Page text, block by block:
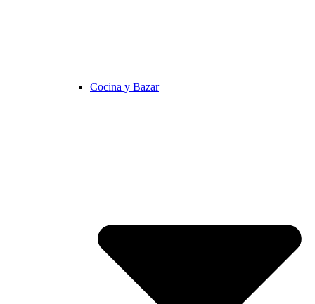
Cocina y Bazar